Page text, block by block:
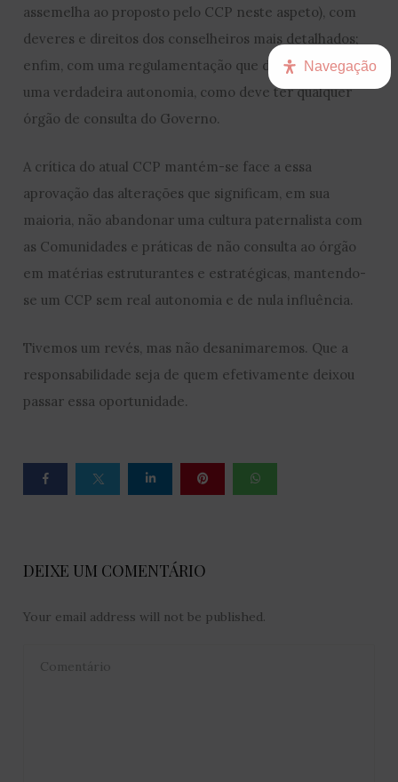
assemelha ao proposto pelo CCP neste aspeto), com
deveres e direitos dos conselheiros mais detalhados;
enfim, com uma regulamentação que desse ao CCP
uma verdadeira autonomia, como deve ter qualquer
órgão de consulta do Governo.
A crítica do atual CCP mantém-se face a essa
aprovação das alterações que significam, em sua
maioria, não abandonar uma cultura paternalista com
as Comunidades e práticas de não consulta ao órgão
em matérias estruturantes e estratégicas, mantendo-
se um CCP sem real autonomia e de nula influência.
Tivemos um revés, mas não desanimaremos. Que a
responsabilidade seja de quem efetivamente deixou
passar essa oportunidade.
DEIXE UM COMENTÁRIO
Your email address will not be published.
Navegação